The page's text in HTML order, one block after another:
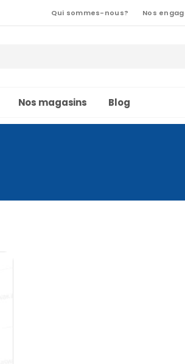
Qui sommes-nous? Nos
Nos magasins Blog